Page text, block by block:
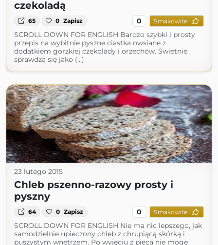
czekoladą
65 0 Zapisz 0 Smakowite
SCROLL DOWN FOR ENGLISH Bardzo szybki i prosty
przepis na wybitnie pyszne ciastka owsiane z
dodatkiem gorzkiej czekolady i orzechów. Świetnie
sprawdzą się jako (...)
23 lutego 2015
Chleb pszenno-razowy prosty i
pyszny
64 0 Zapisz 0 Smakowite
SCROLL DOWN FOR ENGLISH Nie ma nic lepszego, jak
samodzielnie upieczony chleb z chrupiącą skórką i
puszystym wnętrzem. Po wyjęciu z pieca nie mogę